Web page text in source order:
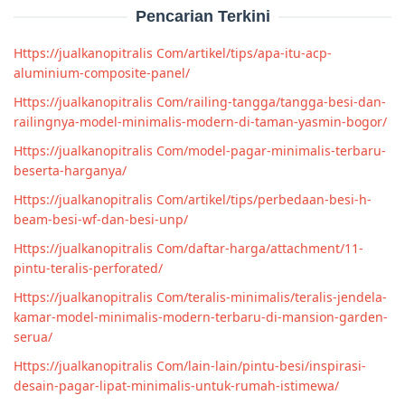
Pencarian Terkini
Https://jualkanopitralis Com/artikel/tips/apa-itu-acp-
aluminium-composite-panel/
Https://jualkanopitralis Com/railing-tangga/tangga-besi-dan-
railingnya-model-minimalis-modern-di-taman-yasmin-bogor/
Https://jualkanopitralis Com/model-pagar-minimalis-terbaru-
beserta-harganya/
Https://jualkanopitralis Com/artikel/tips/perbedaan-besi-h-
beam-besi-wf-dan-besi-unp/
Https://jualkanopitralis Com/daftar-harga/attachment/11-
pintu-teralis-perforated/
Https://jualkanopitralis Com/teralis-minimalis/teralis-jendela-
kamar-model-minimalis-modern-terbaru-di-mansion-garden-
serua/
Https://jualkanopitralis Com/lain-lain/pintu-besi/inspirasi-
desain-pagar-lipat-minimalis-untuk-rumah-istimewa/